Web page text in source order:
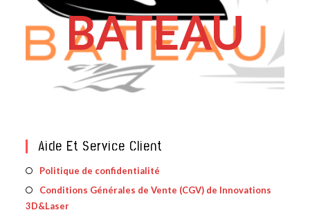
BATEAU
Aide Et Service Client
Politique de confidentialité
dans
Conditions Générales de Vente (CGV) de Innovations
3D&Laser